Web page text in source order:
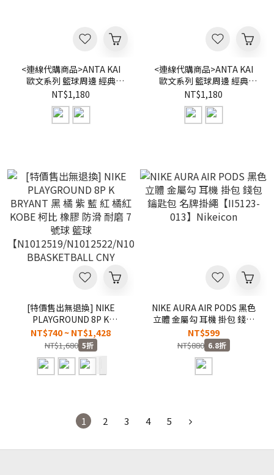
<連線代購商品>ANTA KAI
歐文系列 籃球周邊 經典
LOGT 羽毛項鍊 飾品
【192611683R】歐文 kyrie
irving
NT$1,180
<連線代購商品>ANTA KAI
歐文系列 籃球周邊 經典
LOGO 項鍊 飾品
【192611682R】歐文 kyrie
irving
NT$1,180
[特價售出無退換] NIKE
PLAYGROUND 8P K
BRYANT 黑 橘 紫 藍 紅 橘紅
KOBE 柯比 橡膠 防滑 耐磨 7
號球 籃球
【N1012519/N1012522/N1015091/N1015242/N1013364】
BBASKETBALL CNY
NT$740 ~ NT$1,428
NT$1,680 5折
NIKE AURA AIR PODS 黑色
立體 金屬勾 耳機 掛包 錢包
鑰匙包 名牌掛繩【II5123-
013】Nikeicon
NT$599
NT$880 6.8折
1 2 3 4 5